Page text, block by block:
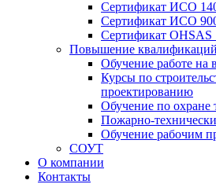
Сертификат ИСО
Сертификат ИСО
Сертификат OHSAS
Повышение квалификаций
Обучение работе на
Курсы по
проектированию
Обучение по охране
Пожарно-
Обучение рабочим
СОУТ
О компании
Контакты